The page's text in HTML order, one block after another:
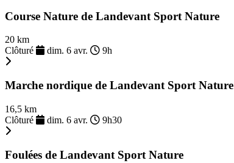
Course Nature de Landevant Sport Nature
20 km
Clôturé
dim. 6 avr. 9h
Marche nordique de Landevant Sport Nature
16,5 km
Clôturé
dim. 6 avr. 9h30
Foulées de Landevant Sport Nature